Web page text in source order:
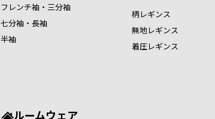
フレンチ袖・三分袖
七分袖・長袖
半袖
柄レギンス
無地レギンス
着圧レギンス
ルームウェア